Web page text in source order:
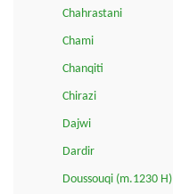
Chahrastani
Chami
Chanqiti
Chirazi
Dajwi
Dardir
Doussouqi (m.1230 H)